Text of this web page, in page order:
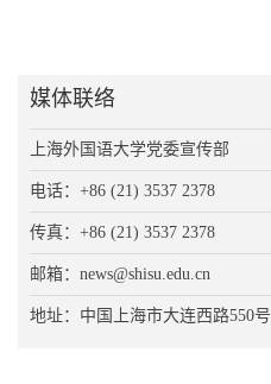
媒体联络
上海外国语大学党委宣传部
电话：+86 (21) 3537 2378
传真：+86 (21) 3537 2378
邮箱：news@shisu.edu.cn
地址：中国上海市大连西路550号